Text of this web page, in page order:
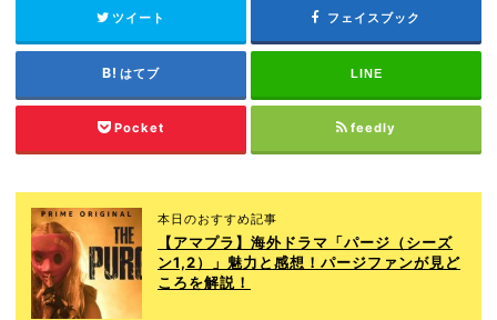
ツイート フェイスブック
はてブ LINE
Pocket feedly
本日のおすすめ記事
【アマプラ】海外ドラマ「パージ（シーズ
ン1,2）」魅力と感想！パージファンが見ど
ころを解説！